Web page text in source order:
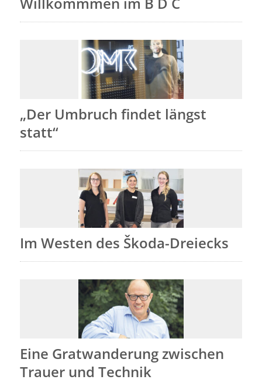
„Der Umbruch findet längst
statt“
Im Westen des Škoda-Dreiecks
Eine Gratwanderung zwischen
Trauer und Technik